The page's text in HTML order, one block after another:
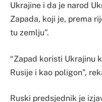
Ukrajine i da je narod
Zapada, koji je, prema
tu zemlju”.
“Zapad koristi Ukrajinu
Rusije i kao poligon”,
Ruski predsjednik je